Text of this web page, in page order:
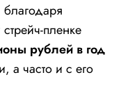
благодаря
пленке
рублей в год
а часто и с его